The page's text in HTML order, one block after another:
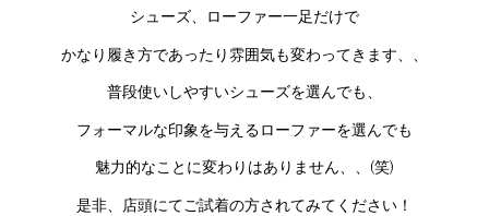
シューズ、ローファー一足だけで
かなり履き方であったり雰囲気も変わってきます、、
普段使いしやすいシューズを選んでも、
フォーマルな印象を与えるローファーを選んでも
魅力的なことに変わりはありません、、(笑)
是非、店頭にてご試着の方されてみてください！